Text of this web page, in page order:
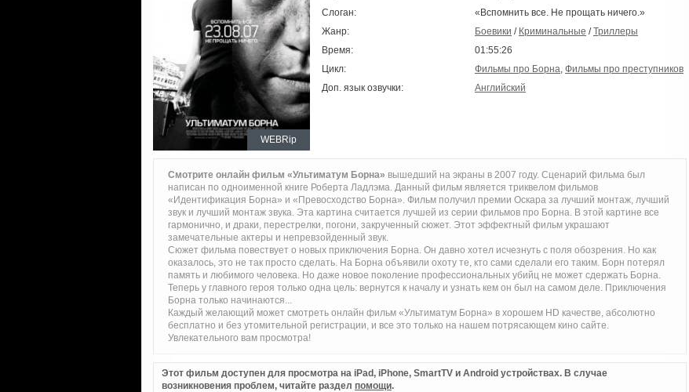
WEBRip
Слоган:
«Вспомнить все. Не прощать ничего.»
Жанр:
Боевики / Криминальные /Триллеры
Время:
01:55:26
Цикл:
Фильмы про Борна, Фильмы про преступников
Доп. язык озвучки:
Английский
Смотрите онлайн фильм «Ультиматум Борна» вышедший на экраны в 2007 году. Сценарий фильма был
написан по одноименной книге Роберта Ладлэма. Данный фильм является триквелом фильмов
«Идентификация Борна» и «Превосходство Борна». Фильм получил премии Оскара за лучший монтаж, лучший
звук и лучший монтаж звука. Эта картина считается лучшей из серии фильмов про Борна. В этой картине все
гармонично, и драки, перестрелки, погони, закрученный сюжет. Этот эффектный фильм украшают
замечательные актеры и непревзойденный звук.
Сюжет фильма повествует о новых приключения Борна. Он давно хотел исчезнуть с поля обозрения. Но как
оказалось, это не так просто сделать. На Борна объявили охоту те, кто сами сделали его таким. Борн потерял
память и любимого человека. Но даже новое поколение профессиональных убийц не может сдержать Борна.
Теперь у главного героя только одна цель: вернутся к началу и узнать кем он был на самом деле. Приключения
Борна только начинаются...
Каждый желающий может смотреть онлайн фильм «Ультиматум Борна» в хорошем HD качестве, абсолютно
бесплатно и без утомительной регистрации, и все это только на нашем потрясающем кино сайте.
Увлекательного вам просмотра!
Этот фильм доступен для просмотра на iPad, iPhone, SmartTV и Android устройствах. В случае
возникновения проблем, читайте раздел помощи.